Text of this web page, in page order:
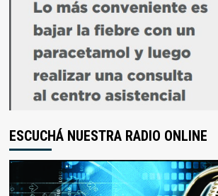
ESCUCHÁ NUESTRA RADIO ONLINE